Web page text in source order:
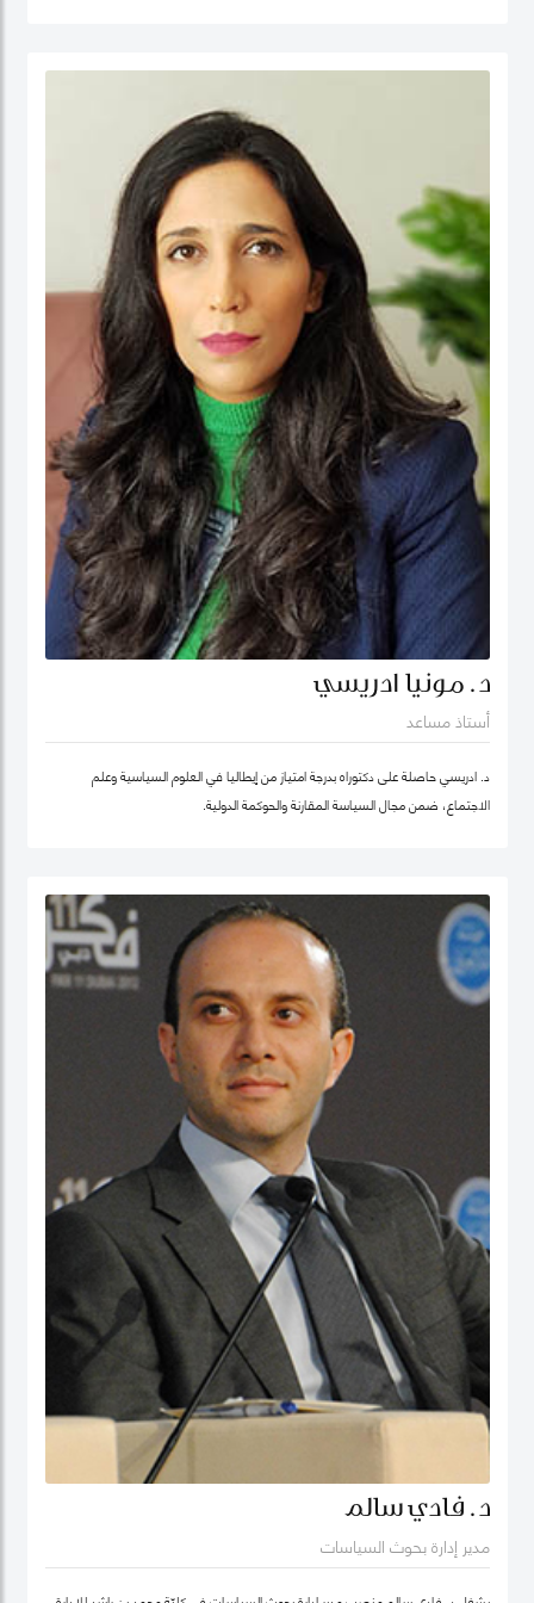
الدكتور عبدالله، مستشار مالي لديه أكثر من 25 عامًا من الخبرة العملية في مجالات: المالية
والقطاع شبه الحكومي، والقطاع الخاص. كما أ، الدكتور عبد الله مدقق حسابات معتمد،
ووكيل ضرائب، وخبير قضائي، ومحكم.
د. مونيا ادريسي
أستاذ مساعد
د. ادريسي حاصلة على دكتوراه بدرجة امتياز من إيطاليا في العلوم السياسية وعلم
الاجتماع، ضمن مجال السياسة المقارنة والحوكمة الدولية.
د. فادي سالم
مدير إدارة بحوث السياسات